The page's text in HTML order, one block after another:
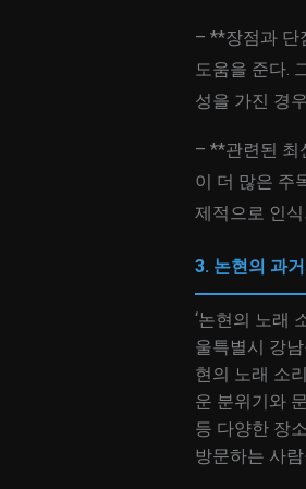
– **장점과 단
도움을 준다.
성을 가진 경
– **관련된 최
이 더 많은 주
제적으로 인
3. 논현의 과
‘논현의 노래
울특별시 강
현의 노래 소
운 분위기와
등 다양한 장
방문하는 사